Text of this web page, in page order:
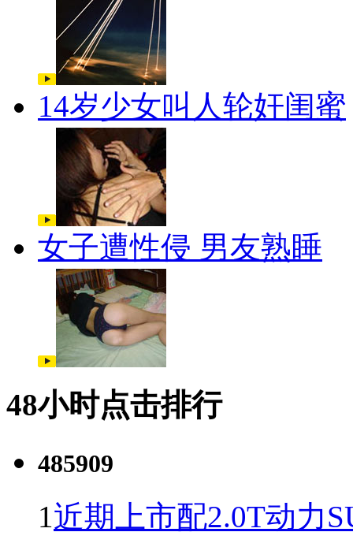
14岁少女叫人轮奸闺蜜
女子遭性侵 男友熟睡
48小时点击排行
485909
1近期上市配2.0T动力